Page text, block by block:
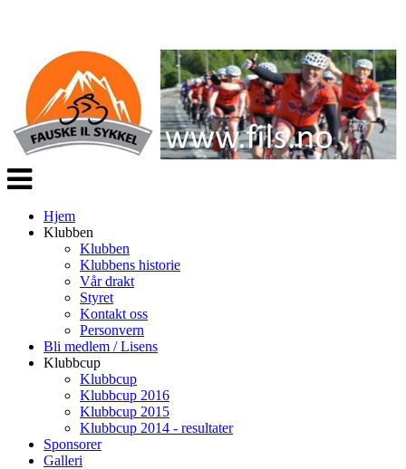
Veksle
navigasjon
Hjem
Klubben
Klubben
Klubbens historie
Vår drakt
Styret
Kontakt oss
Personvern
Bli medlem / Lisens
Klubbcup
Klubbcup
Klubbcup 2016
Klubbcup 2015
Klubbcup 2014 - resultater
Sponsorer
Galleri